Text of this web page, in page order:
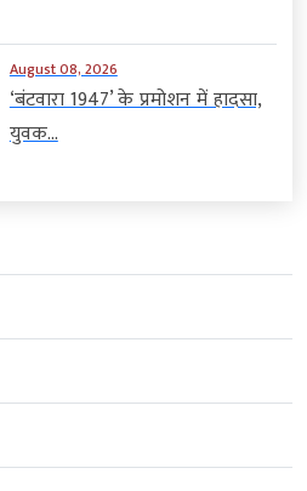
August 08, 2026
‘बंटवारा 1947’ के प्रमोशन में हादसा,
युवक...